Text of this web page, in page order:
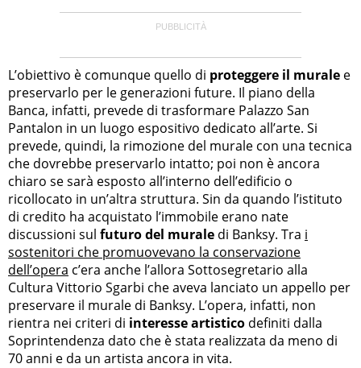
L’obiettivo è comunque quello di proteggere il murale e
preservarlo per le generazioni future. Il piano della
Banca, infatti, prevede di trasformare Palazzo San
Pantalon in un luogo espositivo dedicato all’arte. Si
prevede, quindi, la rimozione del murale con una tecnica
che dovrebbe preservarlo intatto; poi non è ancora
chiaro se sarà esposto all’interno dell’edificio o
ricollocato in un’altra struttura. Sin da quando l’istituto
di credito ha acquistato l’immobile erano nate
discussioni sul futuro del murale di Banksy. Tra i
sostenitori che promuovevano la conservazione
dell’opera c’era anche l’allora Sottosegretario alla
Cultura Vittorio Sgarbi che aveva lanciato un appello per
preservare il murale di Banksy. L’opera, infatti, non
rientra nei criteri di interesse artistico definiti dalla
Soprintendenza dato che è stata realizzata da meno di
70 anni e da un artista ancora in vita.